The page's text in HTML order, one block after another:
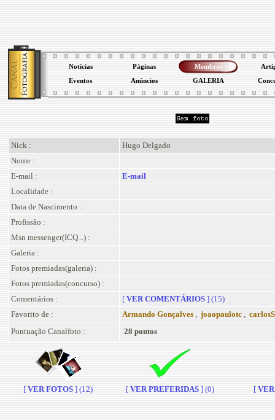
Notícias Páginas Membros
Eventos Anúncios GALERIA
Nick :
Hugo Delgado
Nome :
E-mail :
E-mail
Localidade :
Data de Nascimento :
Profissão :
Msn messenger(ICQ...) :
Galeria :
Fotos premiadas(galeria) :
Fotos premiadas(concurso) :
Comentários :
[ VER COMENTÁRIOS ] (15)
Favorito de :
Armando Gonçalves , joaopaulotc ,
Pontuação Canalfoto :
28 pontos
[ VER FOTOS ] (12) [ VER PREFERIDAS ] (0) [